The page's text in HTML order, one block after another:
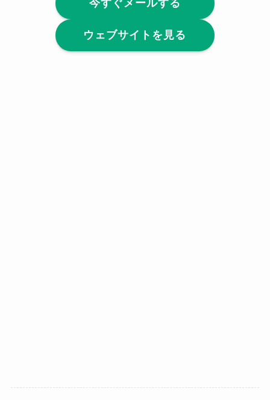
今すぐメールする
ウェブサイトを見る